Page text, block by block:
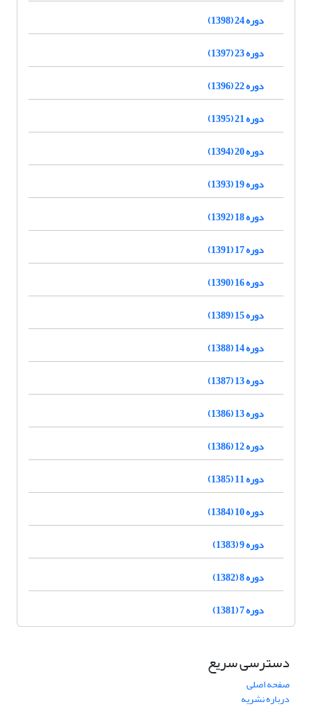
دوره 24 (1398)
دوره 23 (1397)
دوره 22 (1396)
دوره 21 (1395)
دوره 20 (1394)
دوره 19 (1393)
دوره 18 (1392)
دوره 17 (1391)
دوره 16 (1390)
دوره 15 (1389)
دوره 14 (1388)
دوره 13 (1387)
دوره 13 (1386)
دوره 12 (1386)
دوره 11 (1385)
دوره 10 (1384)
دوره 9 (1383)
دوره 8 (1382)
دوره 7 (1381)
دسترسی سریع
صفحه اصلی
درباره نشریه